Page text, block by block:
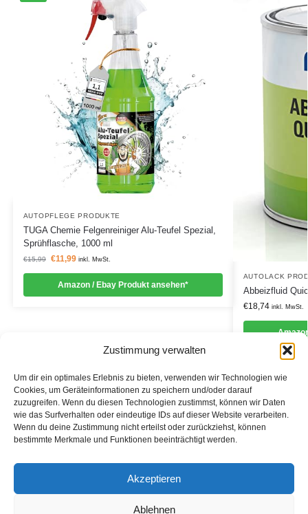
Zustimmung verwalten
Um dir ein optimales Erlebnis zu bieten, verwenden wir Technologien wie
Cookies, um Geräteinformationen zu speichern und/oder darauf
zuzugreifen. Wenn du diesen Technologien zustimmst, können wir Daten
wie das Surfverhalten oder eindeutige IDs auf dieser Website verarbeiten.
Wenn du deine Zustimmung nicht erteilst oder zurückziehst, können
bestimmte Merkmale und Funktionen beeinträchtigt werden.
Akzeptieren
Ablehnen
AUTOPFLEGE PRODUKTE
TUGA Chemie Felgenreiniger Alu-Teufel Spezial,
Sprühflasche, 1000 ml
€15,99 €11,99 inkl. MwSt.
Amazon / Ebay Produkt ansehen*
AUTOLACK
Abbeizfluid
€18,74 inkl. MwSt.
Informationen
Datenschutzerklärung